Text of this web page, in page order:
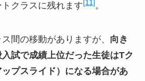
クラスに残れます[11]。
間の移動がありますが、 向き
試で成績上位だった生徒はTク
プスライド）になる場合があ